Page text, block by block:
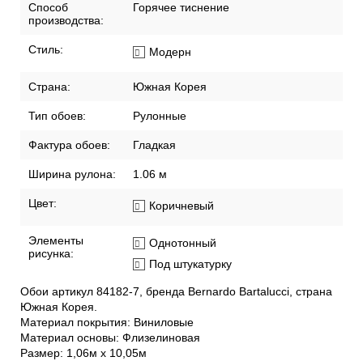
Способ
производства:
Горячее тиснение
Стиль: Модерн
Страна: Южная Корея
Тип обоев: Рулонные
Фактура обоев: Гладкая
Ширина рулона: 1.06 м
Цвет: Коричневый
Элементы
рисунка:
Однотонный
Под штукатурку
Обои артикул 84182-7, бренда Bernardo Bartalucci, страна
Южная Корея.
Материал покрытия: Виниловые
Материал основы: Флизелиновая
Размер: 1,06м х 10,05м